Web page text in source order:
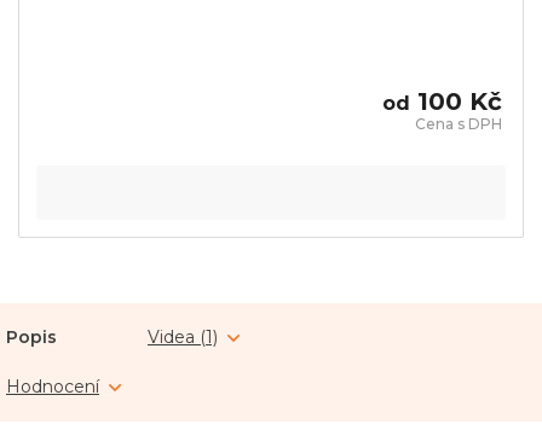
od 100 Kč
Popis Videa (1)
Hodnocení